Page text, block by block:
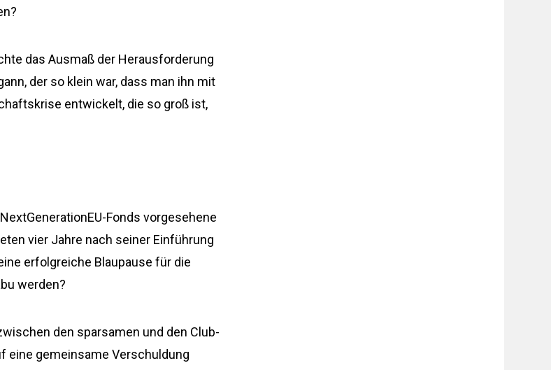
das Ausmaß der Herausforderung
der so klein war, dass man ihn mit
entwickelt, die so groß ist,
Fonds vorgesehene
vier Jahre nach seiner Einführung
erfolgreiche Blaupause für die
werden?
den sparsamen und den Club-
eine gemeinsame Verschuldung